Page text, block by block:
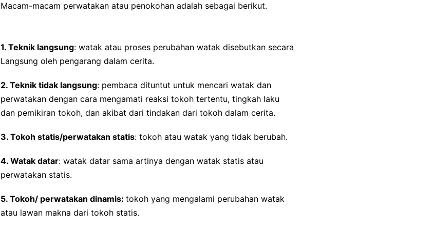
Macam-macam perwatakan atau penokohan adalah sebagai berikut.
1. Teknik langsung: watak atau proses perubahan watak disebutkan secara
Langsung oleh pengarang dalam cerita.
2. Teknik tidak langsung: pembaca dituntut untuk mencari watak dan
perwatakan dengan cara mengamati reaksi tokoh tertentu, tingkah laku
dan pemikiran tokoh, dan akibat dari tindakan dari tokoh dalam cerita.
3. Tokoh statis/perwatakan statis: tokoh atau watak yang tidak berubah.
4. Watak datar: watak datar sama artinya dengan watak statis atau
perwatakan statis.
5. Tokoh/ perwatakan dinamis: tokoh yang mengalami perubahan watak
atau lawan makna dari tokoh statis.